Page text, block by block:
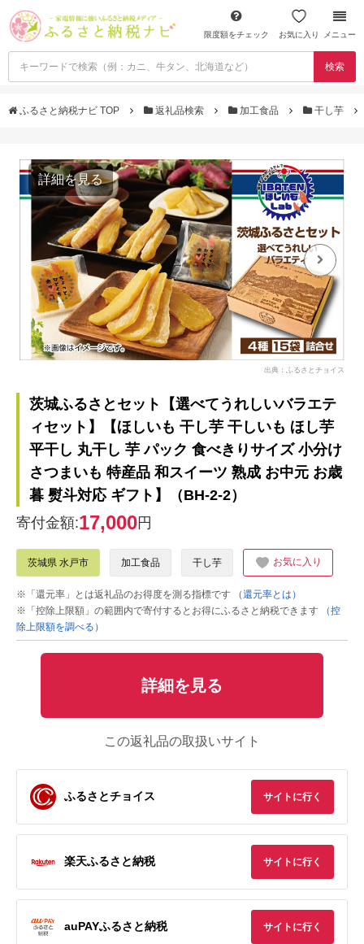
限度額をチェック お気に入り メニュー
検索
ふるさと納税ナビ TOP 返礼品検索 加工食品 干し芋
詳細を見る
出典：ふるさとチョイス
茨城ふるさとセット【選べてうれしいバラエテ
ィセット】【ほしいも 干し芋 干しいも ほし芋
平干し 丸干し 芋 パック 食べきりサイズ 小分け
さつまいも 特産品 和スイーツ 熟成 お中元 お歳
暮 熨斗対応 ギフト】（BH-2-2）
寄付金額:17,000円
茨城県 水戸市 加工食品 干し芋 お気に入り
※「還元率」とは返礼品のお得度を測る指標です
（還元率とは）
※「控除上限額」の範囲内で寄付するとお得にふるさと納税できます
（控
除上限額を調べる）
詳細を見る
この返礼品の取扱いサイト
ふるさとチョイス サイトに行く
楽天ふるさと納税 サイトに行く
auPAYふるさと納税 サイトに行く